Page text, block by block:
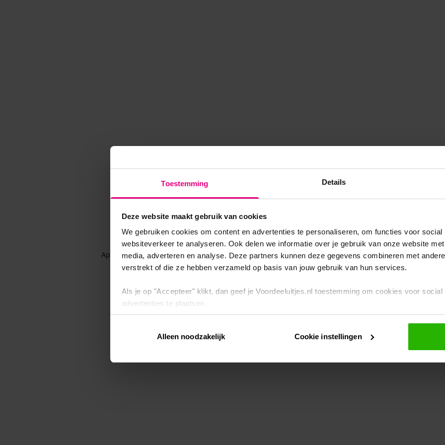
Toestemming Details
Deze website maakt gebruik van cookies
We gebruiken cookies om content en advertenties te personaliseren, om functies voor
websiteverkeer te analyseren. Ook delen we informatie over je gebruik van onze website
media, adverteren en analyse. Deze partners kunnen deze gegevens combineren met
verstrekt of die ze hebben verzameld op basis van jouw gebruik van hun services.
Als je op "Accepteer" klikt, dan geef je Voordeeluitjes.nl toestemming om cookies voor
advertenties te plaatsen.
Via "Cookie instellingen" kun je ook zelf instellen welke cookies worden geplaatst. Je kunt je
intrekken op onscookiebeleid.
Alleen noodzakelijk Cookie instellingen
Application error: a client-side exception has occurred while loadingwww.voordeeluitjes.nl (see the